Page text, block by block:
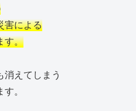
害による
す。
えてしまう
。